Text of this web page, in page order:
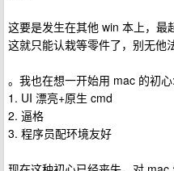
这要是发生在其他 win 本上，最
这就只能认栽等零件了，别无他法
。我也在想一开始用 mac 的初心:
1. UI 漂亮+原生 cmd
2. 逼格
3. 程序员配环境友好